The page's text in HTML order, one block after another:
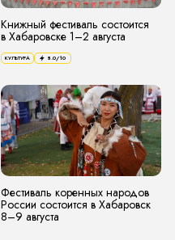
Книжный фестиваль состоится
в Хабаровске 1–2 августа
КУЛЬТУРА 8.0/10
Фестиваль коренных народов
России состоится в Хабаровск
8–9 августа